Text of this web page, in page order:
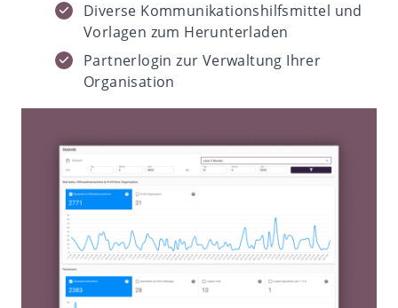
Diverse Kommunikationshilfsmittel und
Vorlagen zum Herunterladen
Partnerlogin zur Verwaltung Ihrer
Organisation